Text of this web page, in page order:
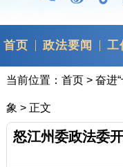
首页 政法要闻 工
当前位置： 首页> 奋进
象 > 正文
怒江州委政法委